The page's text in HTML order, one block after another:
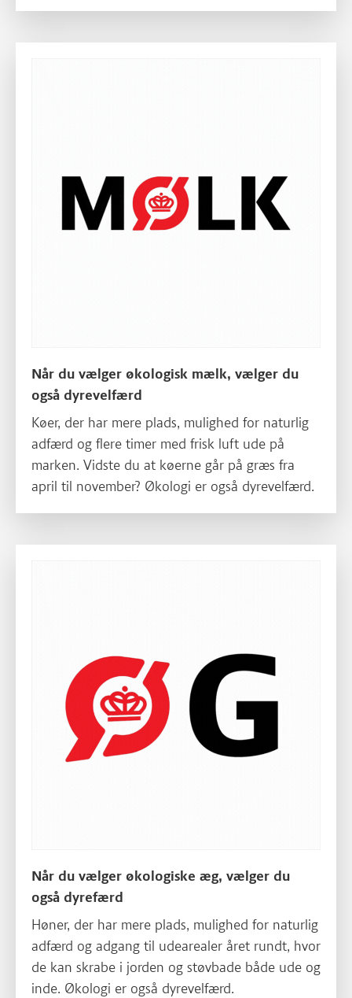
Når du vælger økologisk mælk, vælger du
også dyrevelfærd
Køer, der har mere plads, mulighed for naturlig
adfærd og flere timer med frisk luft ude på
marken. Vidste du at køerne går på græs fra
april til november? Økologi er også dyrevelfærd.
Når du vælger økologiske æg, vælger du
også dyrefærd
Høner, der har mere plads, mulighed for naturlig
adfærd og adgang til udearealer året rundt, hvor
de kan skrabe i jorden og støvbade både ude og
inde. Økologi er også dyrevelfærd.